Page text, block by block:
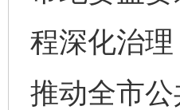
程深化治
推动全市